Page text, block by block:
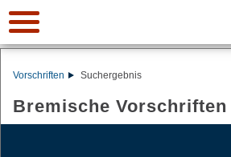
Vorschriften Suchergebnis
Bremische Vorschriften